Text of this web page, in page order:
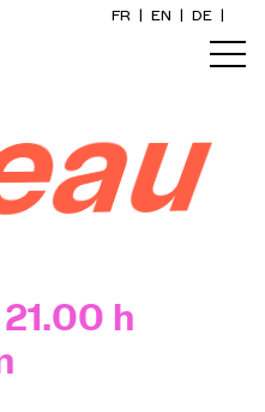
FR EN DE
h